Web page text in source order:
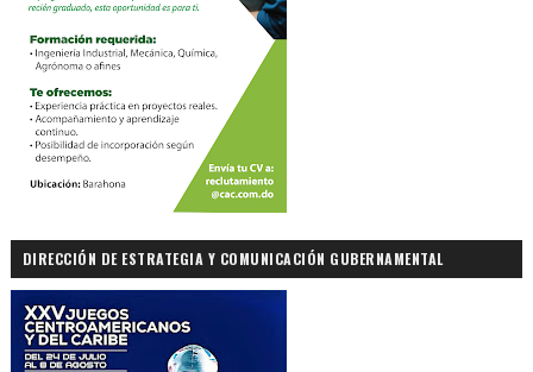
DIRECCIÓN DE ESTRATEGIA Y COMUNICACIÓN GUBERNAMENTAL